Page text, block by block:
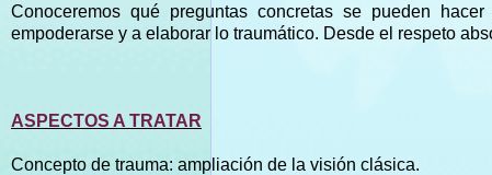
Conoceremos qué preguntas concretas se pueden
empoderarse y a elaborar lo traumático. Desde el respeto
ASPECTOS A TRATAR
Concepto de trauma: ampliación de la visión clásica.